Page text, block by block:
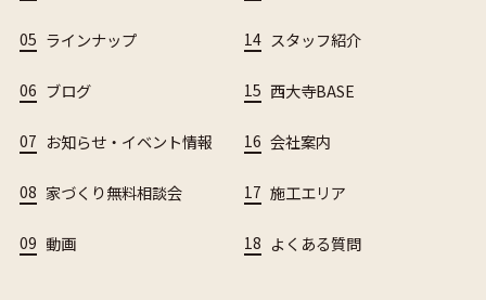
05 ラインナップ
06 ブログ
07 お知らせ・イベント情報
08 家づくり無料相談会
09 動画
14 スタッフ紹介
15 西大寺BASE
16 会社案内
17 施工エリア
18 よくある質問